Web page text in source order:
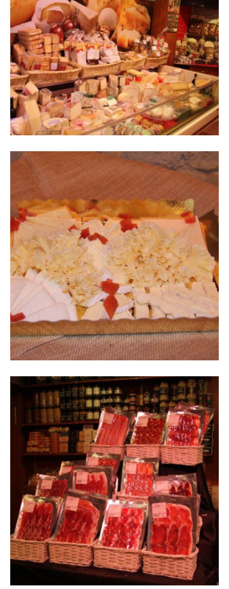
Expositor amb formatges i vinil
decoratiu a paret a l'interior de la
botiga vist des de l'esquerra
Imatge de taula amb diferents
formatges laminats
Interior de la botiga amb expositor
de pernils laminats envasats